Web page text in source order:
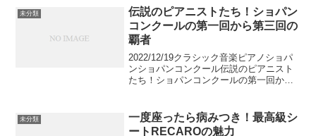
価を受ける岡山県倉敷市を本拠地とする
ジャパン...
未分類
伝説のピアニストたち！ショパン
コンクールの第一回から第三回の
覇者
2022/12/19クラシック音楽ピアノショパ
ンショパンコンクール伝説のピアニスト
たち！ショパンコンクールの第一回から
事でありピアニストが世界中から挑戦し
ます。第一回は...
未分類
一度座ったら病みつき！最高級シ
ートRECAROの魅力